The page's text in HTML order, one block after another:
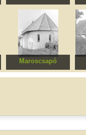
Orsolya-rendi kolostor
Maroscsapó
Református templom